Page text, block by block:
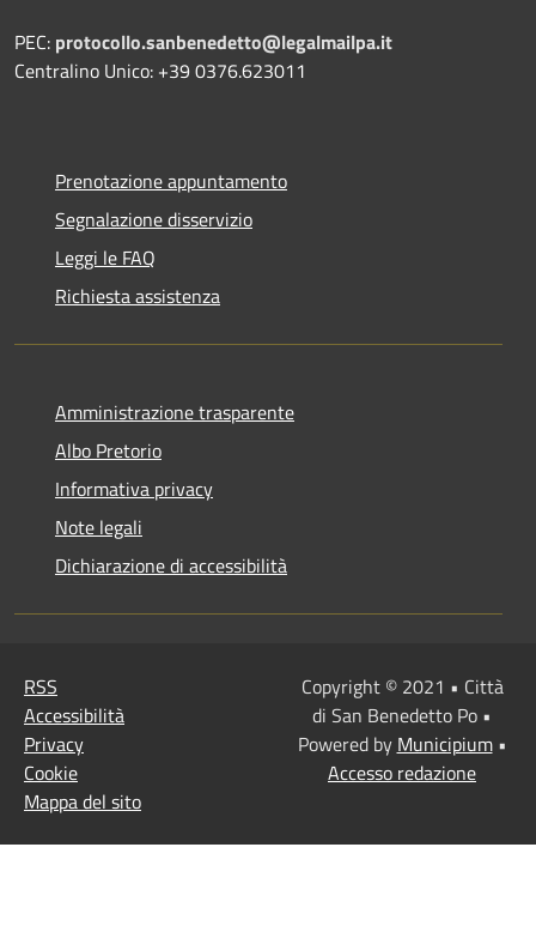
PEC: protocollo.sanbenedetto@legalmailpa.it
Centralino Unico: +39 0376.623011
Prenotazione appuntamento
Segnalazione disservizio
Leggi le FAQ
Richiesta assistenza
Amministrazione trasparente
Albo Pretorio
Informativa privacy
Note legali
Dichiarazione di accessibilità
RSS
Accessibilità
Privacy
Cookie
Mappa del sito
Copyright © 2021 • Città
di San Benedetto Po •
Powered by Municipium•
Accesso redazione